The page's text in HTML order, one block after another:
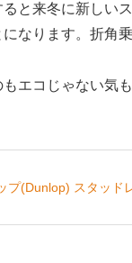
と来冬に新しい
なります。折角
エコじゃない気
プ(Dunlop) スタッ